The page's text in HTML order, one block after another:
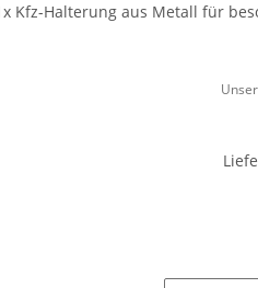
Kfz-Halterung aus Metall für